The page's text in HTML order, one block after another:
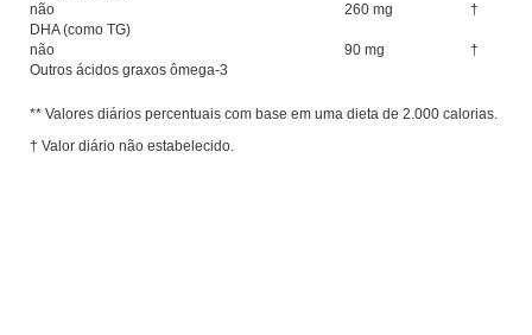
não
DHA (como TG)
260 mg †
não
Outros ácidos graxos ômega-3
90 mg †
** Valores diários percentuais com base em uma dieta de 2.000 calorias.
† Valor diário não estabelecido.